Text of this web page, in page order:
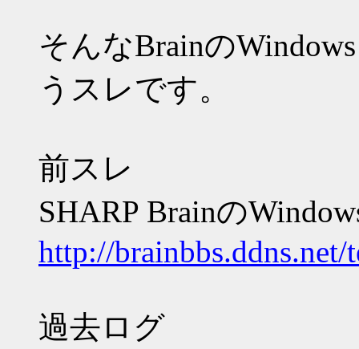
そんなBrainの
うスレです。
前スレ
SHARP Brainの
http://
過去ログ